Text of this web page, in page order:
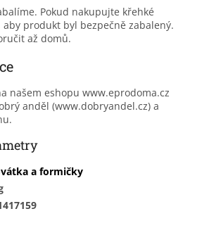
Pokud nakupujte křehké
produkt byl bezpečně zabalený.
až domů.
našem eshopu www.eprodoma.cz
anděl (www.dobryandel.cz) a
a formičky